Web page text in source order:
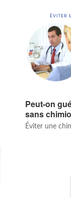
Peut-on
sans
Éviter une